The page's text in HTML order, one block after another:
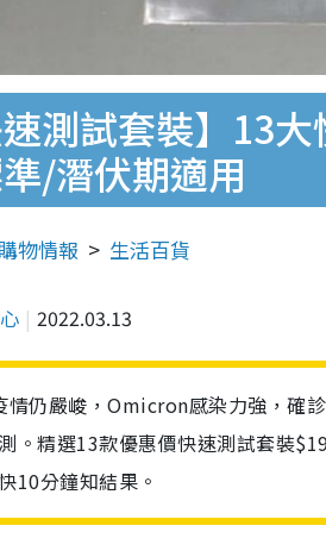
速測試套裝】13
/潛伏期適用
物情報 生活百貨
2022.03.13
情仍嚴峻，Omicron感染力強，確
。精選13款優惠價快速測試套裝
10分鐘知結果。